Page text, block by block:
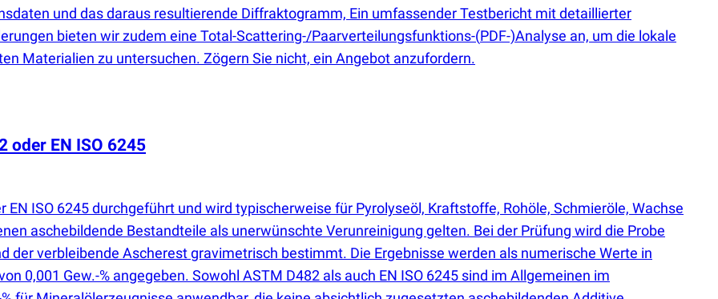
und das daraus resultierende Diffraktogramm, Ein umfassender Testbericht mit detaillierter
bieten wir zudem eine Total-Scattering-/Paarverteilungsfunktions-(PDF-)Analyse an, um die lokale
Materialien zu untersuchen. Zögern Sie nicht, ein Angebot anzufordern.
oder EN ISO 6245
ISO 6245 durchgeführt und wird typischerweise für Pyrolyseöl, Kraftstoffe, Rohöle, Schmieröle, Wachse
aschebildende Bestandteile als unerwünschte Verunreinigung gelten. Bei der Prüfung wird die Probe
der verbleibende Ascherest gravimetrisch bestimmt. Die Ergebnisse werden als numerische Werte in
0,001 Gew.-% angegeben. Sowohl ASTM D482 als auch EN ISO 6245 sind im Allgemeinen im